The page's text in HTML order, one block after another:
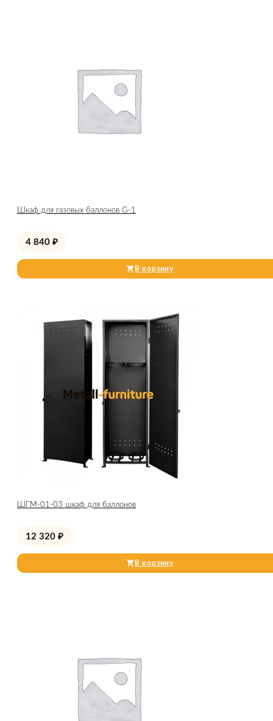
Шкаф для газовых баллонов G-1
4 840 ₽
В корзину
ШГМ-01-03 шкаф для баллонов
12 320 ₽
В корзину